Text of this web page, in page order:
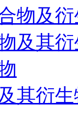
物及
及其
其衍